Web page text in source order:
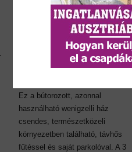
AUSZTRIAI INGATLANOK:
BÁJOS HÁZ WENIGZELL
CSENDES RÉSZÉN
8254 Wenigzell, Hartberg-
Ez a bútorozott, azonnal
használható wenigzelli ház
csendes, természetközeli
környezetben található, távhős
fűtéssel és saját parkolóval. A 3